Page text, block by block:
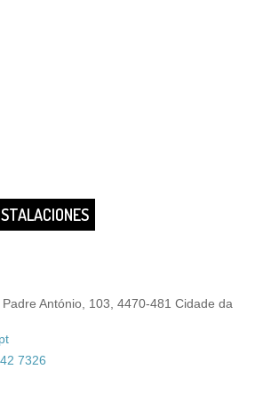
António, 103, 4470-481 Cidade da
7326